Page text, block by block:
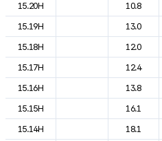
15.20H
10.8
15.19H
13.0
15.18H
12.0
15.17H
12.4
15.16H
13.8
15.15H
16.1
15.14H
18.1